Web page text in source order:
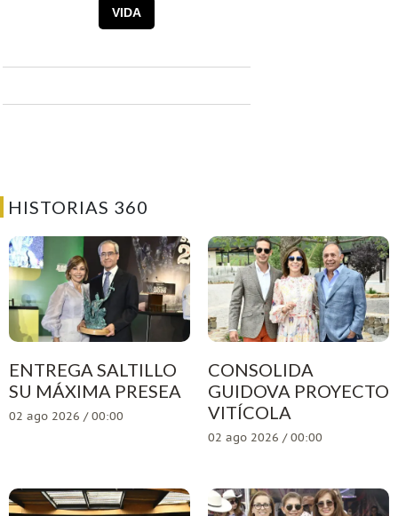
VIDA
HISTORIAS 360
ENTREGA SALTILLO
SU MÁXIMA PRESEA
02 ago 2026 / 00:00
CONSOLIDA
GUIDOVA PROYECTO
VITÍCOLA
02 ago 2026 / 00:00